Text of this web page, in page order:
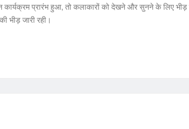
प्रारंभ हुआ, तो कलाकारों को देखने और सुनने के लिए भीड़
भीड़ जारी रही।